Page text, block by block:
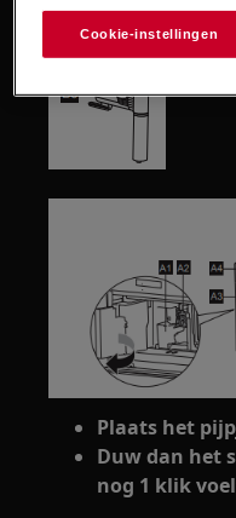
moet je 2
Plaats het
Duw dan het
nog 1 klik
Cookie-instellingen